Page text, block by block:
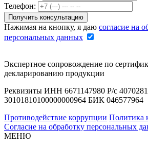
Телефон:
Нажимая на кнопку, я даю согласие на
персональных данных
Экспертное сопровождение по
декларированию продукции
Реквизиты ИНН 6671147980 Р/с
30101810100000000964 БИК 046577964
Противодействие коррупции Политика
Согласие на обработку персональных
МЕНЮ